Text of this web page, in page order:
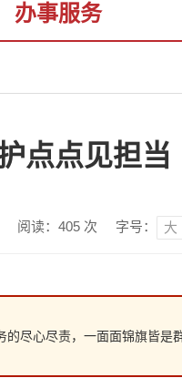
办事服务
点点见担当
阅读： 405 次 字号： 大
心尽责，一面面锦旗皆是